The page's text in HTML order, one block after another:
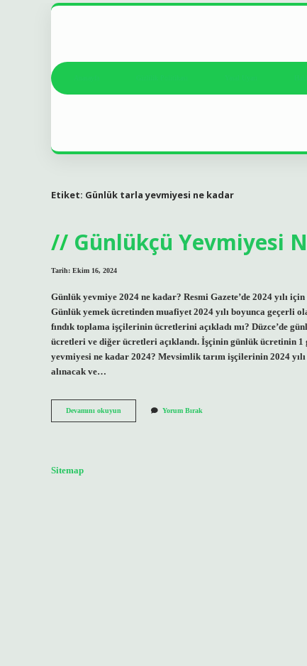
Etiket: Günlük tarla yevmiyesi ne kadar
Günlükçü Yevmiyesi
Tarih: Ekim 16, 2024
Günlük yevmiye 2024 ne kadar? Resmi Gazete’de 2024 yılı
Günlük yemek ücretinden muafiyet 2024 yılı boyunca geçerli
fındık toplama işçilerinin ücretlerini açıkladı mı? Düzce’de
ücretleri ve diğer ücretleri açıklandı. İşçinin günlük ücretinin
yevmiyesi ne kadar 2024? Mevsimlik tarım işçilerinin 2024
alınacak ve…
Devamını okuyun Günlükçü
Yevmiyesi
Yorum Bırak
Sitemap